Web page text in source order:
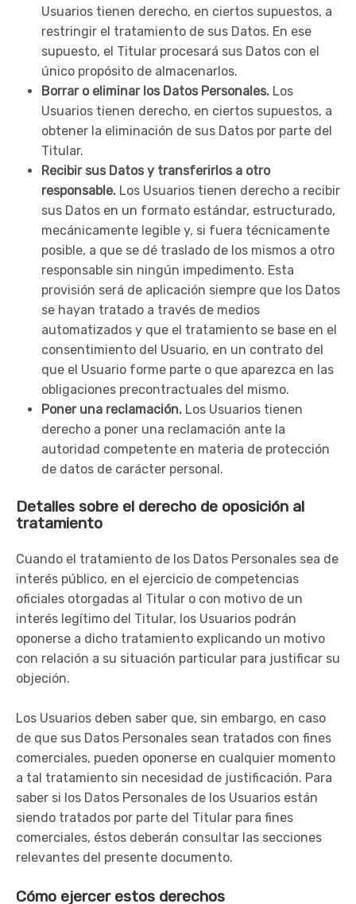
Usuarios tienen derecho, en ciertos supuestos, a
restringir el tratamiento de sus Datos. En ese
supuesto, el Titular procesará sus Datos con el
único propósito de almacenarlos.
Borrar o eliminar los Datos Personales. Los
Usuarios tienen derecho, en ciertos supuestos, a
obtener la eliminación de sus Datos por parte del
Titular.
Recibir sus Datos y transferirlos a otro
responsable. Los Usuarios tienen derecho a recibir
sus Datos en un formato estándar, estructurado,
mecánicamente legible y, si fuera técnicamente
posible, a que se dé traslado de los mismos a otro
responsable sin ningún impedimento. Esta
provisión será de aplicación siempre que los Datos
se hayan tratado a través de medios
automatizados y que el tratamiento se base en el
consentimiento del Usuario, en un contrato del
que el Usuario forme parte o que aparezca en las
obligaciones precontractuales del mismo.
Poner una reclamación. Los Usuarios tienen
derecho a poner una reclamación ante la
autoridad competente en materia de protección
de datos de carácter personal.
Detalles sobre el derecho de oposición al
tratamiento
Cuando el tratamiento de los Datos Personales sea de
interés público, en el ejercicio de competencias
oficiales otorgadas al Titular o con motivo de un
interés legítimo del Titular, los Usuarios podrán
oponerse a dicho tratamiento explicando un motivo
con relación a su situación particular para justificar su
objeción.
Los Usuarios deben saber que, sin embargo, en caso
de que sus Datos Personales sean tratados con fines
comerciales, pueden oponerse en cualquier momento
a tal tratamiento sin necesidad de justificación. Para
saber si los Datos Personales de los Usuarios están
siendo tratados por parte del Titular para fines
comerciales, éstos deberán consultar las secciones
relevantes del presente documento.
Cómo ejercer estos derechos